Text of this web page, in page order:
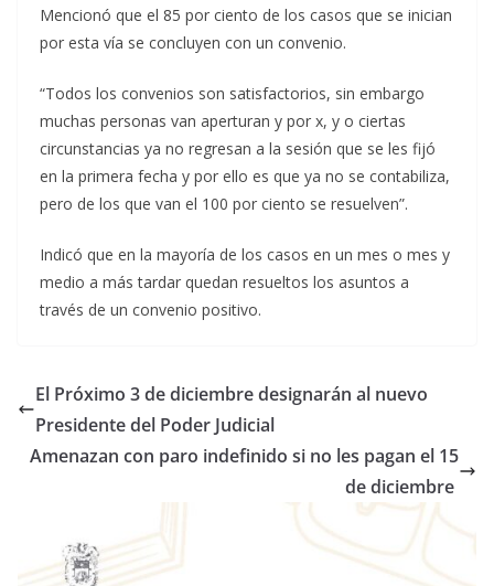
Mencionó que el 85 por ciento de los casos que se inician
por esta vía se concluyen con un convenio.
“Todos los convenios son satisfactorios, sin embargo
muchas personas van aperturan y por x, y o ciertas
circunstancias ya no regresan a la sesión que se les fijó
en la primera fecha y por ello es que ya no se contabiliza,
pero de los que van el 100 por ciento se resuelven”.
Indicó que en la mayoría de los casos en un mes o mes y
medio a más tardar quedan resueltos los asuntos a
través de un convenio positivo.
El Próximo 3 de diciembre designarán al nuevo
Presidente del Poder Judicial
Amenazan con paro indefinido si no les pagan el 15
de diciembre